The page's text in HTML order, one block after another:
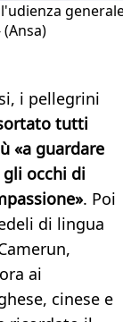
i pellegrini
tutti
«a guardare
occhi di
. Poi
di lingua
ai
cinese e